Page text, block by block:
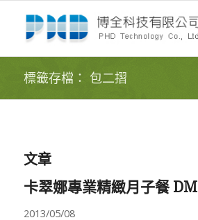
標籤存檔： 包二摺
文章
卡翠娜專業精緻月子餐 DM
2013/05/08